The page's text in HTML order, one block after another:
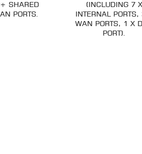
SHARED
PORTS.
(INCLUDING 7 X
INTERNAL
WAN PORTS, 1 X
PORT).